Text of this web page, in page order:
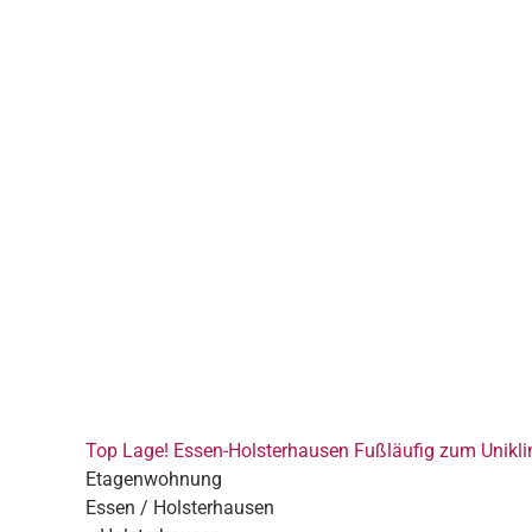
Top Lage! Essen-Holsterhausen Fußläufig zum
Etagenwohnung
Essen / Holsterhausen